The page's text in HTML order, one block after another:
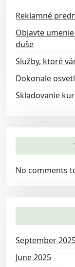
t
i
o
n
Reklamné
Objavte
duše
Služby, ktoré
Dokonale
Skladovanie
No comments
September
June 2025